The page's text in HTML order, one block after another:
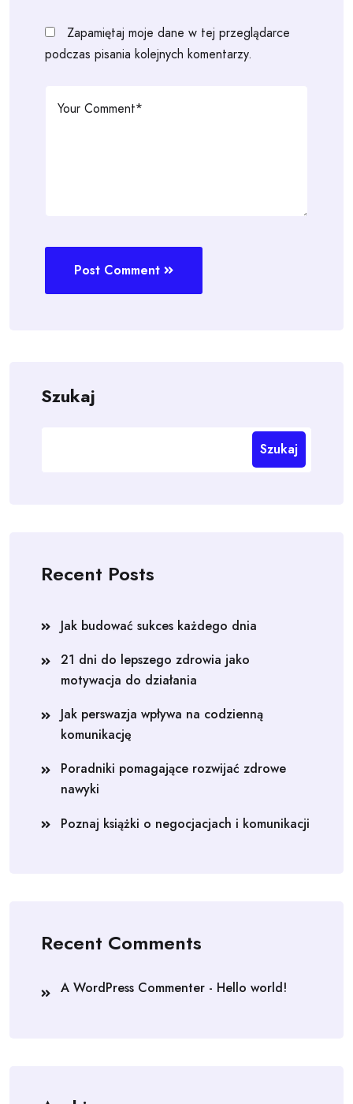
Zapamiętaj moje dane w tej przeglądarce
podczas pisania kolejnych komentarzy.
Post Comment
Szukaj
Szukaj
Recent Posts
Jak budować sukces każdego dnia
21 dni do lepszego zdrowia jako
motywacja do działania
Jak perswazja wpływa na codzienną
komunikację
Poradniki pomagające rozwijać zdrowe
nawyki
Poznaj książki o negocjacjach i komunikacji
Recent Comments
A WordPress Commenter - Hello world!